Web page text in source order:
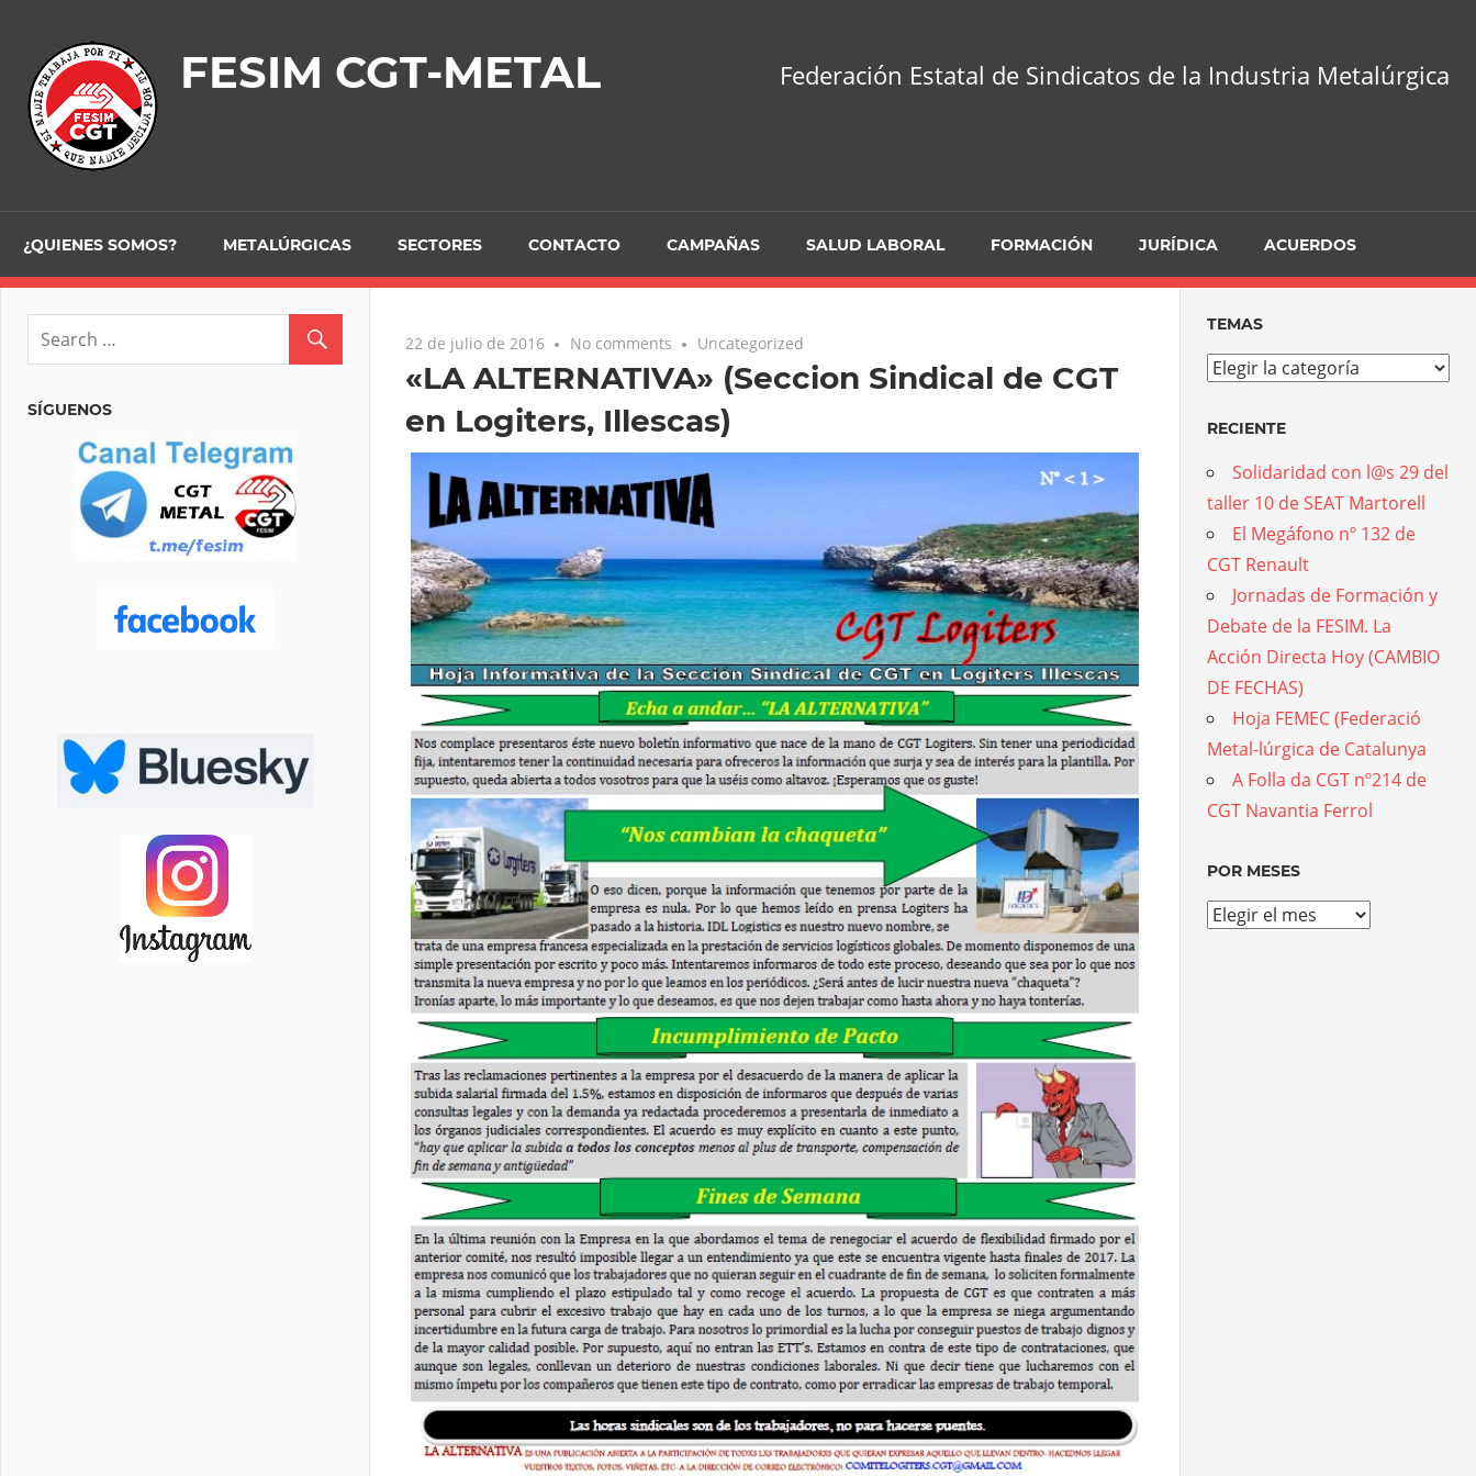
content
FESIM CGT-METAL Federación Estatal de Sindicatos de la Industria Metalúrgica
¿QUIENES SOMOS? METALÚRGICAS SECTORES CONTACTO CAMPAÑAS SALUD LABORAL FORMACIÓN JURÍDICA ACUERDOS
22 de julio de 2016 No comments Uncategorized
«LA ALTERNATIVA» (Seccion Sindical de CGT
en Logiters, Illescas)
SÍGUENOS
TEMAS
Temas
RECIENTE
Solidaridad con l@s 29 del
taller 10 de SEAT Martorell
El Megáfono nº 132 de
CGT Renault
Jornadas de Formación y
Debate de la FESIM. La
Acción Directa Hoy (CAMBIO
DE FECHAS)
Hoja FEMEC (Federació
Metal-lúrgica de Catalunya
A Folla da CGT nº214 de
CGT Navantia Ferrol
POR MESES
Por